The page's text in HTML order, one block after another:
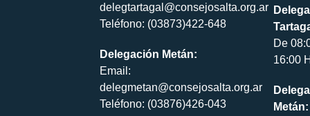
delegtartagal@consejosalta.org.ar
Teléfono: (03873)422-648
Delegación Metán:
Email:
delegmetan@consejosalta.org.ar
Teléfono: (03876)426-043
De
16:00
Metán: